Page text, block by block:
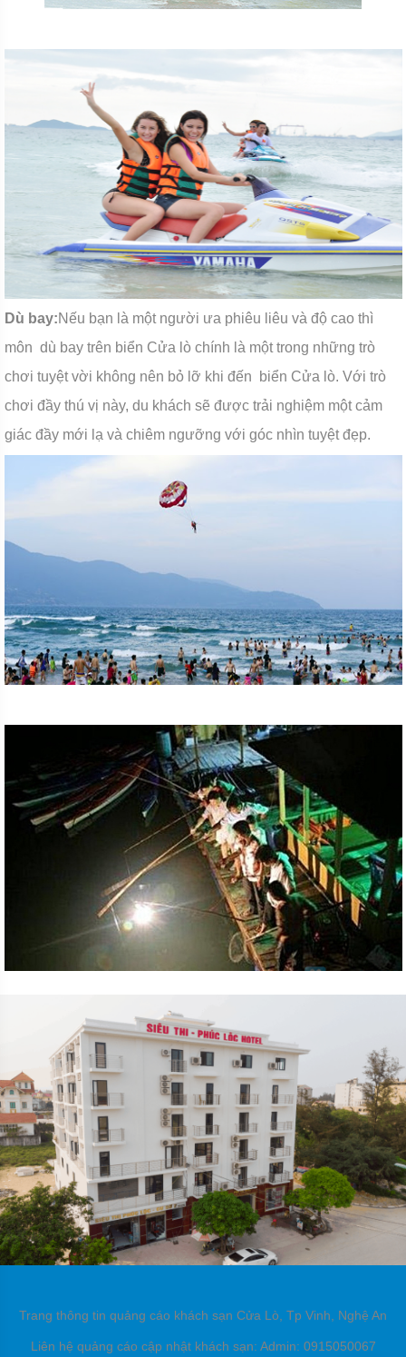
Dù bay:Nếu bạn là một người ưa phiêu liêu và độ cao thì
môn dù bay trên biển Cửa lò chính là một trong những trò
chơi tuyệt vời không nên bỏ lỡ khi đến biển Cửa lò. Với trò
chơi đầy thú vị này, du khách sẽ được trải nghiệm một cảm
giác đầy mới lạ và chiêm ngưỡng với góc nhìn tuyệt đẹp.
Trang thông tin quảng cáo khách sạn Cửa Lò, Tp Vinh, Nghệ An
Liên hệ quảng cáo cập nhật khách sạn: Admin: 0915050067